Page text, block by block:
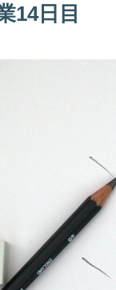
14日目